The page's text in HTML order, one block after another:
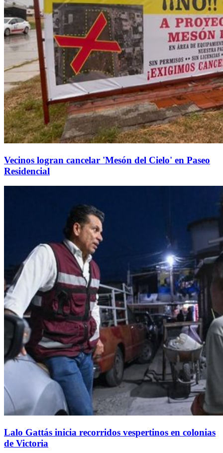
Vecinos logran cancelar 'Mesón del Cielo' en Paseo
Residencial
Lalo Gattás inicia recorridos vespertinos en colonias
de Victoria